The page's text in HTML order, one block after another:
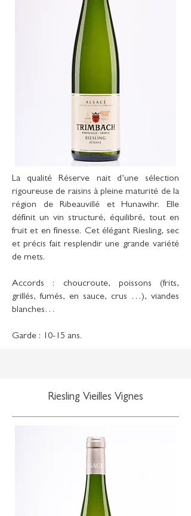
La qualité Réserve nait d’une sélection
rigoureuse de raisins à pleine maturité de la
région de Ribeauvillé et Hunawihr. Elle
définit un vin structuré, équilibré, tout en
fruit et en finesse. Cet élégant Riesling, sec
et précis fait resplendir une grande variété
de mets.
Accords : choucroute, poissons (frits,
grillés, fumés, en sauce, crus …), viandes
blanches…
Garde : 10-15 ans.
Riesling Vieilles Vignes